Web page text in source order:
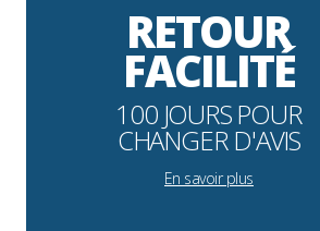
RETOUR
FACILITÉ
100 JOURS POUR
CHANGER D'AVIS
En savoir plus